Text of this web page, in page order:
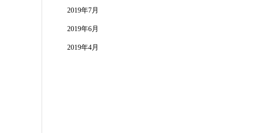
2019年7月
2019年6月
2019年4月